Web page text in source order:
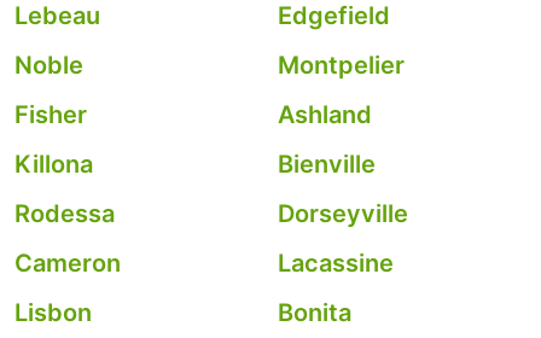
Lebeau
Edgefield
Noble
Montpelier
Fisher
Ashland
Killona
Bienville
Rodessa
Dorseyville
Cameron
Lacassine
Lisbon
Bonita